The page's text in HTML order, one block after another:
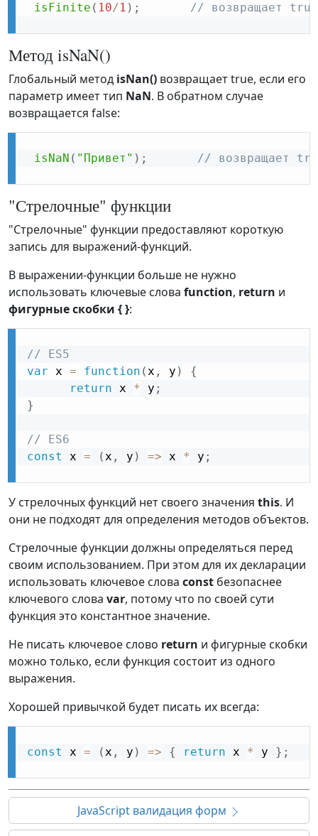
isFinite ( 10/1 ) ; // возвращает true
Метод isNaN()
Глобальный метод isNan() возвращает true, если его
параметр имеет тип NaN. В обратном случае
возвращается false:
isNaN ( "Привет" ) ; // возвращает
"Стрелочные" функции
"Стрелочные" функции предоставляют короткую
запись для выражений-функций.
В выражении-функции больше не нужно
использовать ключевые слова function, return и
фигурные скобки { }:
// ES5
var x = function (x , y )
{
return x * y ;
}
// ES6
const
x = (x , y ) => x * y ;
У стрелочных функций нет своего значения this. И
они не подходят для определения методов объектов.
Стрелочные функции должны определяться перед
своим использованием. При этом для их декларации
использовать ключевое слова const безопаснее
ключевого слова var, потому что по своей сути
функция это константное значение.
Не писать ключевое слово return и фигурные скобки
можно только, если функция состоит из одного
выражения.
Хорошей привычкой будет писать их всегда:
const x = (x , y ) => { return x * y } ;
JavaScript валидация форм